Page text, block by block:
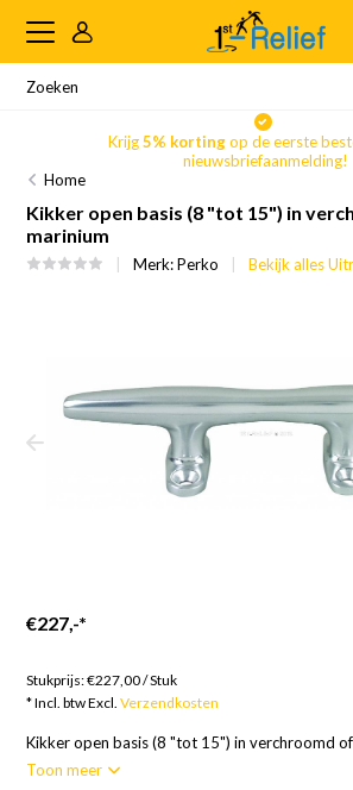
Krijg5% kortingop de eerste
nieuwsbriefaanmelding!
Home
Kikker open basis (8 "tot 15") in
marinium
Merk:Perko Bekijk alles
€227,-*
Stukprijs:€227,00/Stuk
* Incl. btw Excl.Verzendkosten
Kikker open basis (8 "tot 15") in verchroomd
Toon meer